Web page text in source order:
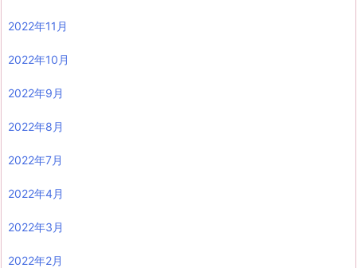
2022年11月
2022年10月
2022年9月
2022年8月
2022年7月
2022年4月
2022年3月
2022年2月